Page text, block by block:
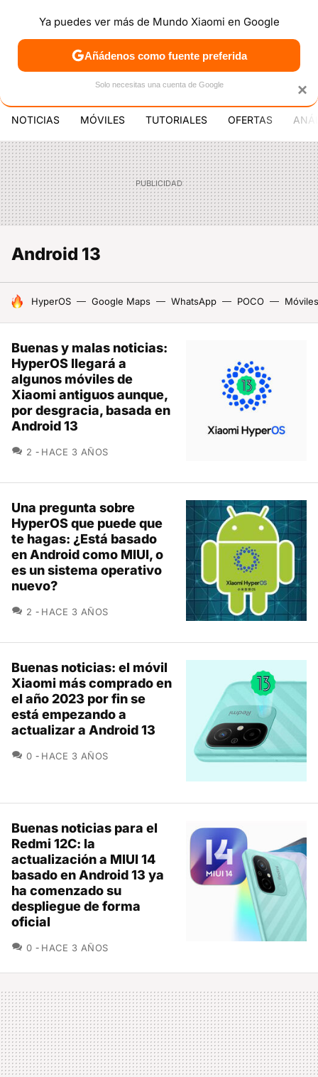
PATROCINA
MENÚ NUEVO
NOTICIAS MÓVILES TUTORIALES OFERTAS
Android 13
HOY SE HABLA DE
HyperOS Google Maps WhatsApp POCO
Buenas y malas noticias:
HyperOS llegará a
algunos móviles de
Xiaomi antiguos aunque,
por desgracia, basada en
Android 13
2 COMENTARIOS
HACE 3 AÑOS
Una pregunta sobre
HyperOS que puede que
te hagas: ¿Está basado
en Android como MIUI, o
es un sistema operativo
nuevo?
2 COMENTARIOS
HACE 3 AÑOS
Buenas noticias: el móvil
Xiaomi más comprado en
el año 2023 por fin se
está empezando a
actualizar a Android 13
0 COMENTARIOS
HACE 3 AÑOS
Buenas noticias para el
Redmi 12C: la
actualización a MIUI 14
basado en Android 13 ya
ha comenzado su
despliegue de forma
oficial
0 COMENTARIOS
HACE 3 AÑOS
×
Ya puedes ver más de Mundo Xiaomi en Google
Añádenos como fuente preferida
Solo necesitas una cuenta de Google